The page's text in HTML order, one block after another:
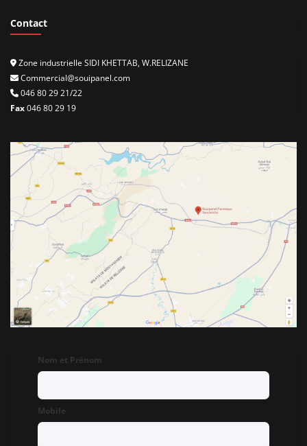
Contact
Zone industrielle SIDI KHETTAB, W.RELIZANE
Commercial@souipanel.com
046 80 29 21/22
Fax046 80 29 19
Nom et Prénom
Mobile